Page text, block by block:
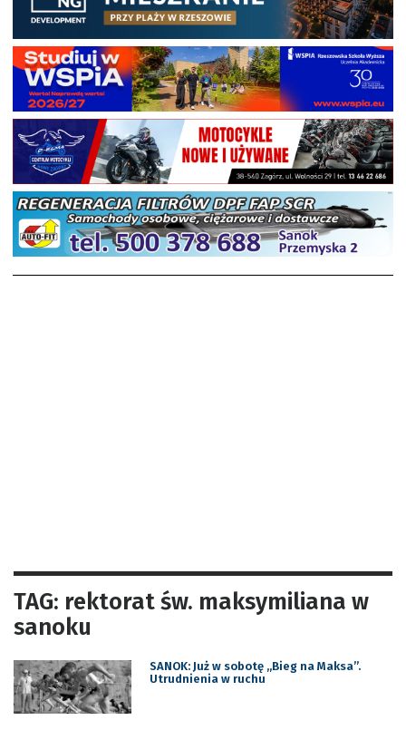
TAG: rektorat św. maksymiliana w
sanoku
SANOK: Już w sobotę „Bieg na Maksa”.
Utrudnienia w ruchu